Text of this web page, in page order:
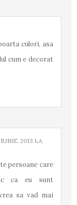
culori, asa
cum e decorat
IUNIE 2013 LA
persoane care
ca eu sunt
sa vad mai